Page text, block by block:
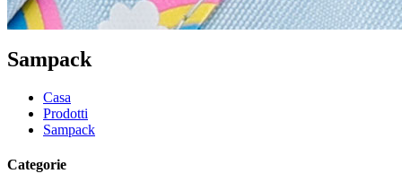
Sampack
Casa
Prodotti
Sampack
Categorie